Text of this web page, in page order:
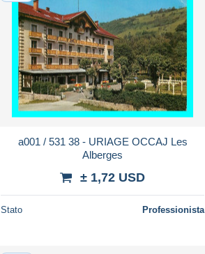
a001 / 531 38 - URIAGE OCCAJ Les
Alberges
± 1,72 USD
Stato Professionista